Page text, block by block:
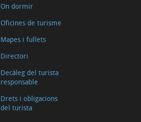
On dormir
Oficines de turisme
Mapes i fullets
Directori
Decàleg del turista
responsable
Drets i obligacions
del turista